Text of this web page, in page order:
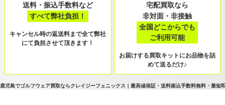
鹿児島でゴルフウェア買取ならクレイジーフェニックス｜最高値保証・送料振込手数料無料・最短
送料・振込手数料など
すべて弊社負担！
キャンセル時の返送料まで全て弊社
にて負担させて頂きます！
宅配買取なら
非対面・非接触
全国どこからでも
ご利用可能
お届けする買取キットにお品物を詰
めて送るだけ♪